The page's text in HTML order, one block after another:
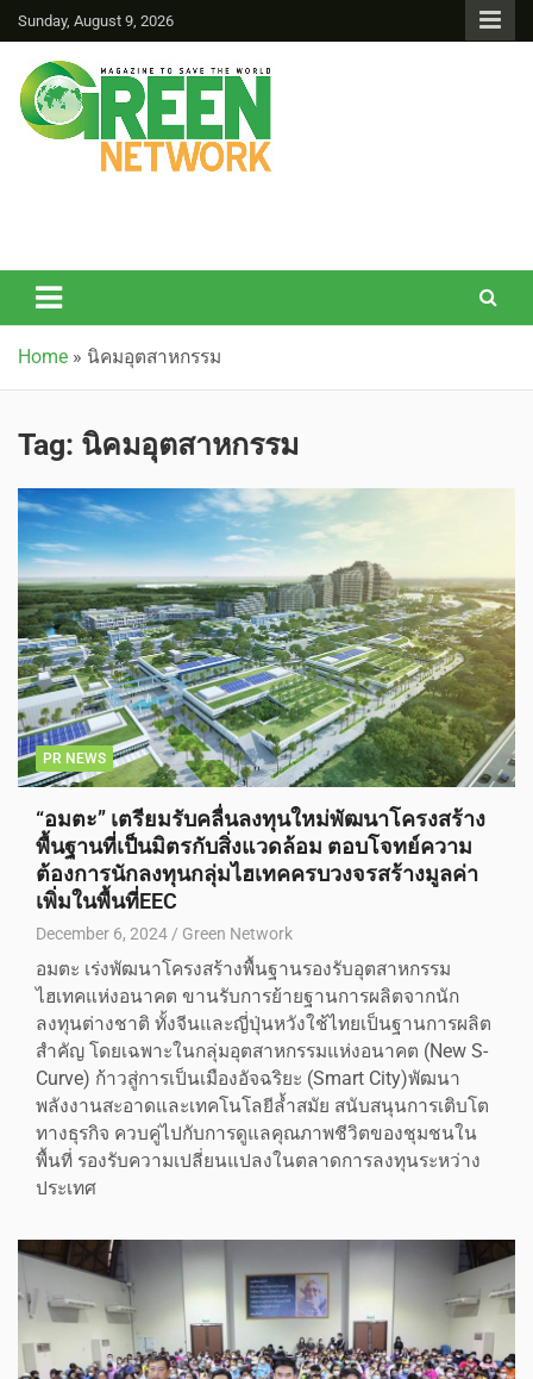
Sunday, August 9, 2026
Home » นิคมอุตสาหกรรม
Tag: นิคมอุตสาหกรรม
PR NEWS
“อมตะ” เตรียมรับคลื่นลงทุนใหม่พัฒนาโครงสร้าง
พื้นฐานที่เป็นมิตรกับสิ่งแวดล้อม ตอบโจทย์ความ
ต้องการนักลงทุนกลุ่มไฮเทคครบวงจรสร้างมูลค่า
เพิ่มในพื้นที่EEC
December 6, 2024 Green Network
อมตะ เร่งพัฒนาโครงสร้างพื้นฐานรองรับอุตสาหกรรม
ไฮเทคแห่งอนาคต ขานรับการย้ายฐานการผลิตจากนัก
ลงทุนต่างชาติ ทั้งจีนและญี่ปุ่นหวังใช้ไทยเป็นฐานการผลิต
สำคัญ โดยเฉพาะในกลุ่มอุตสาหกรรมแห่งอนาคต (New S-
Curve) ก้าวสู่การเป็นเมืองอัจฉริยะ (Smart City)พัฒนา
พลังงานสะอาดและเทคโนโลยีล้ำสมัย สนับสนุนการเติบโต
ทางธุรกิจ ควบคู่ไปกับการดูแลคุณภาพชีวิตของชุมชนใน
พื้นที่ รองรับความเปลี่ยนแปลงในตลาดการลงทุนระหว่าง
ประเทศ